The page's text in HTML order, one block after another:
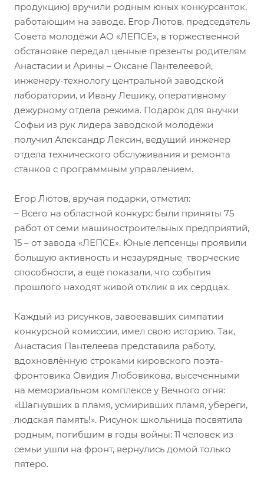
продукцию) вручили родным юных конкурсанток,
работающим на заводе. Егор Лютов, председатель
Совета молодёжи АО «ЛЕПСЕ», в торжественной
обстановке передал ценные презенты родителям
Анастасии и Арины – Оксане Пантелеевой,
инженеру-технологу центральной заводской
лаборатории, и Ивану Лешику, оперативному
дежурному отдела режима. Подарок для внучки
Софьи из рук лидера заводской молодёжи
получил Александр Лексин, ведущий инженер
отдела технического обслуживания и ремонта
станков с программным управлением.
Егор Лютов, вручая подарки, отметил:
– Всего на областной конкурс были приняты 75
работ от семи машиностроительных предприятий,
15 – от завода «ЛЕПСЕ». Юные лепсенцы проявили
большую активность и незаурядные творческие
способности, а ещё показали, что события
прошлого находят живой отклик в их сердцах.
Каждый из рисунков, завоевавших симпатии
конкурсной комиссии, имел свою историю. Так,
Анастасия Пантелеева представила работу,
вдохновлённую строками кировского поэта-
фронтовика Овидия Любовикова, высеченными
на мемориальном комплексе у Вечного огня:
«Шагнувших в пламя, усмиривших пламя, убереги,
людская память!». Рисунок школьница посвятила
родным, погибшим в годы войны: 11 человек из
семьи ушли на фронт, вернулись домой только
пятеро.